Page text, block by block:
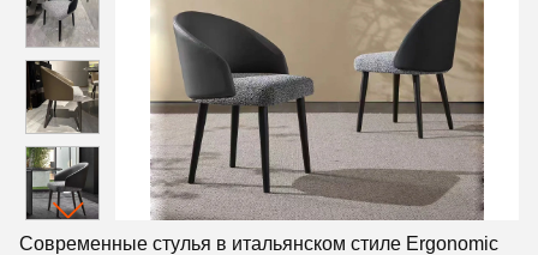
Современные стулья в итальянском стиле Ergonomic